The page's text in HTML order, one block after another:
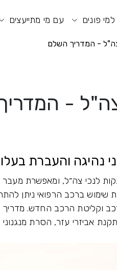
למי פונים עם מי מתייעצים
- המדריך השלם
-
נהיגה והעברת
לנכי צה״ל, ומאפשרת
מענק משמעותי של אגף השיקום. לאחר 3.5 שנות שימוש ברכב
וקליטת הרכב החדש.
אביזרי עזר, הסרת
תפריט ראשי